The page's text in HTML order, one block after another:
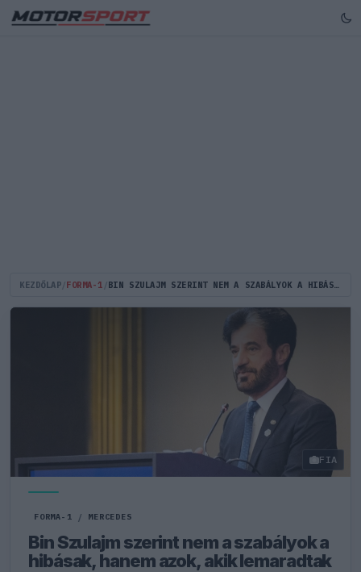
KEZDŐLAP FORMA-1 BIN SZULAJM SZERINT NEM A SZABÁLYOK A HIBÁSAK, HANEM AZOK, AKIK LEMARADTAK
FIA
FORMA-1 / MERCEDES
Bin Szulajm szerint nem a szabályok a
hibásak, hanem azok, akik lemaradtak